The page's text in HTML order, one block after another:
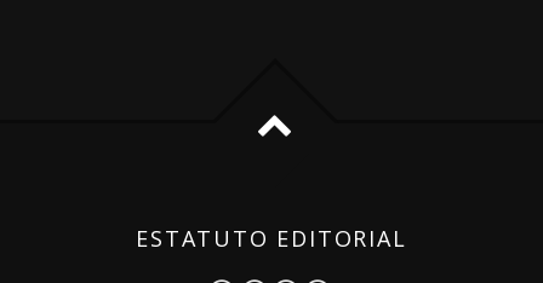
ESTATUTO EDITORIAL